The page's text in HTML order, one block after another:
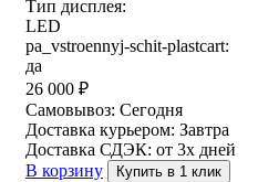
Тип дисплея:
LED
pa_vstroennyj-schit-plastcart:
да
26 000 ₽
Самовывоз: Сегодня
Доставка курьером: Завтра
Доставка СДЭК: от 3х дней
В корзину
Купить в 1 клик